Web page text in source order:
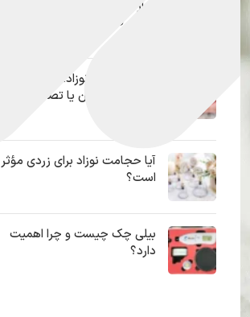
راهکار قطعی پیشگیری!
انار برای زردی نوزاد؛ روشی آسان و
موثر برای درمان یا تصمیمی
آیا حجامت نوزاد برای زردی مؤثر
است؟
بیلی چک چیست و چرا اهمیت
دارد؟